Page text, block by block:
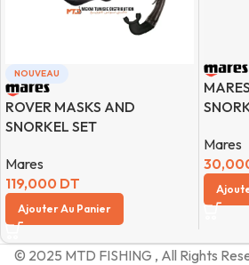
NOUVEAU
ROVER MASKS AND
SNORKEL SET
Mares
119,000 DT
Ajouter Au Panier
Mares
© 2025 MTD FISHING , All Rights